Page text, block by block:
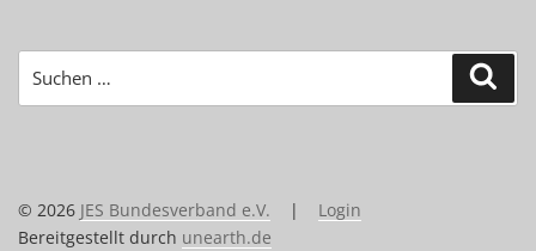
nach:
© 2026 JES Bundesverband e.V. | Login
Bereitgestellt durch unearth.de